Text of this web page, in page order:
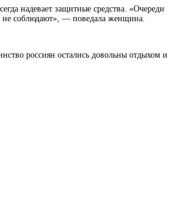
надевает защитные средства. «Очереди
соблюдают», — поведала женщина.
россиян остались довольны отдыхом и